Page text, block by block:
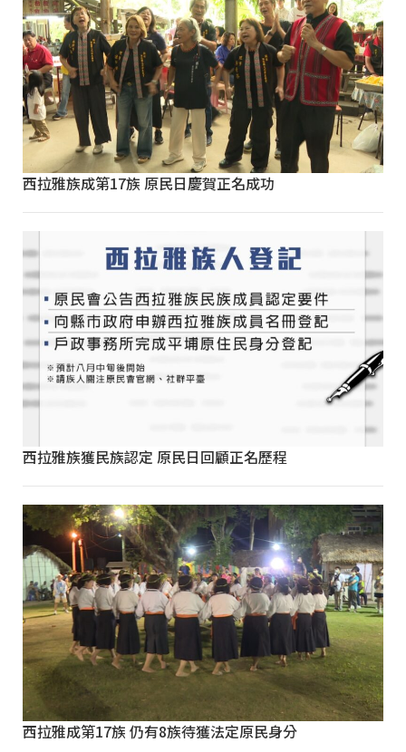
西拉雅族成第17族 原民日慶賀正名成功
西拉雅族獲民族認定 原民日回顧正名歷程
西拉雅成第17族 仍有8族待獲法定原民身分